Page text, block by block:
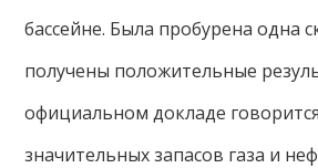
бассейне. Была пробурена одна
получены положительные
официальном докладе
значительных запасов газа и